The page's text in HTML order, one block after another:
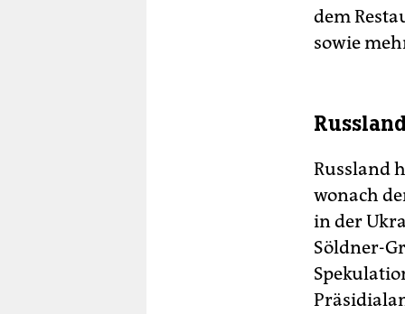
dem
sowie
Russland
wonach
in der
Söldner-